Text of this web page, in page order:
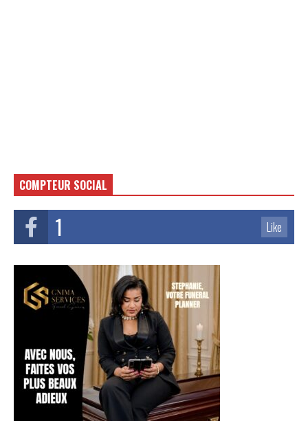
COMPTEUR SOCIAL
1 Like